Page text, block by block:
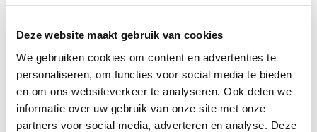
Deze website maakt gebruik van cookies
We gebruiken cookies om content en advertenties te
personaliseren, om functies voor social media te bieden
en om ons websiteverkeer te analyseren. Ook delen we
informatie over uw gebruik van onze site met onze
partners voor social media, adverteren en analyse. Deze